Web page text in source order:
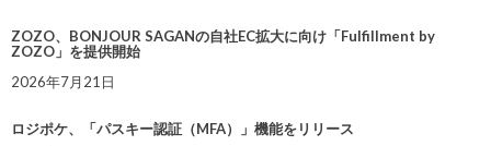
ZOZO、BONJOUR SAGANの自社EC拡大に向け「Fulfillment by
ZOZO」を提供開始
2026年7月21日
ロジポケ、「パスキー認証（MFA）」機能をリリース